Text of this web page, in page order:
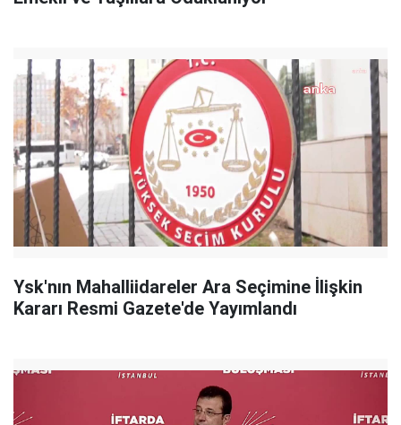
Ysk'nın Mahalliidareler Ara Seçimine İlişkin
Kararı Resmi Gazete'de Yayımlandı